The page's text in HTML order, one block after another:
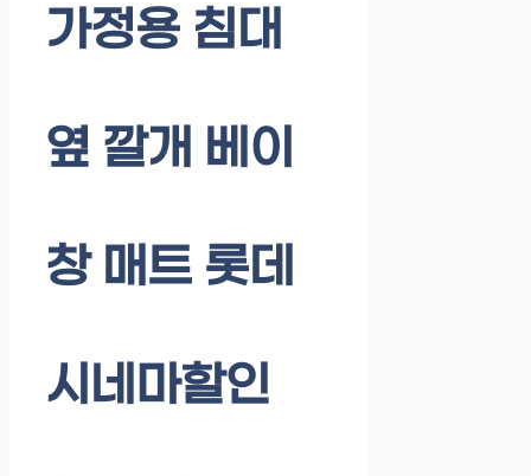
가정용 침대
옆 깔개 베이
창 매트 롯데
시네마할인